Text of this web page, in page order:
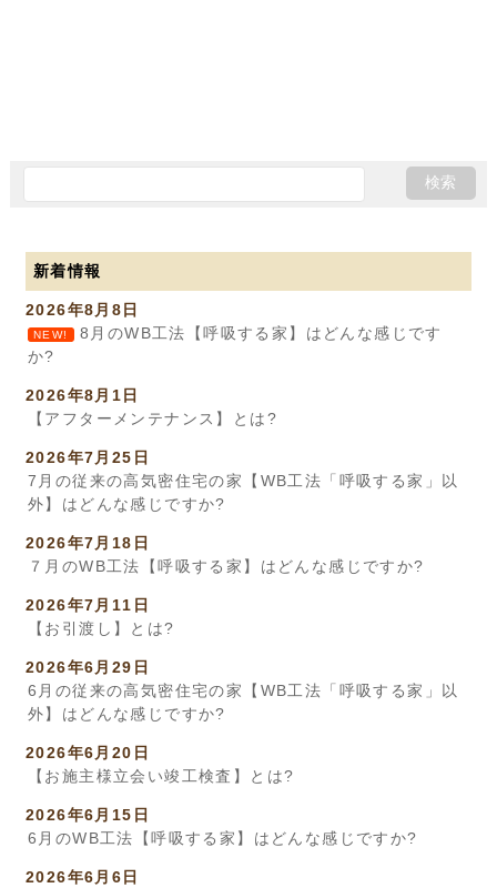
新着情報
2026年8月8日
NEW!
8月のWB工法【呼吸する家】はどんな感じです
か?
2026年8月1日
【アフターメンテナンス】とは?
2026年7月25日
7月の従来の高気密住宅の家【WB工法「呼吸する家」以
外】はどんな感じですか?
2026年7月18日
７月のWB工法【呼吸する家】はどんな感じですか?
2026年7月11日
【お引渡し】とは?
2026年6月29日
6月の従来の高気密住宅の家【WB工法「呼吸する家」以
外】はどんな感じですか?
2026年6月20日
【お施主様立会い竣工検査】とは?
2026年6月15日
6月のWB工法【呼吸する家】はどんな感じですか?
2026年6月6日